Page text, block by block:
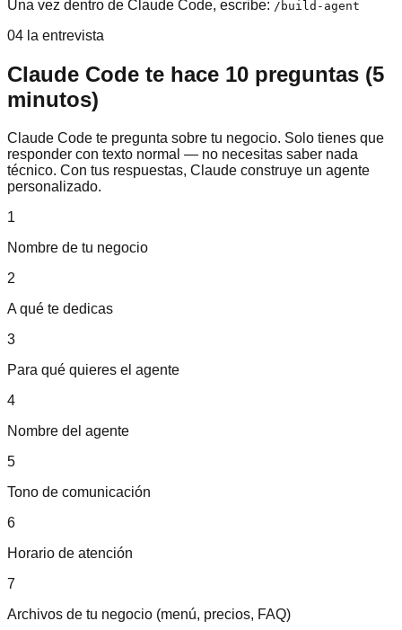
Una vez dentro de Claude Code, escribe: /build-agent
04 la entrevista
Claude Code te hace 10 preguntas (5
minutos)
Claude Code te pregunta sobre tu negocio. Solo tienes que
responder con texto normal — no necesitas saber nada
técnico. Con tus respuestas, Claude construye un agente
personalizado.
1
Nombre de tu negocio
2
A qué te dedicas
3
Para qué quieres el agente
4
Nombre del agente
5
Tono de comunicación
6
Horario de atención
7
Archivos de tu negocio (menú, precios, FAQ)